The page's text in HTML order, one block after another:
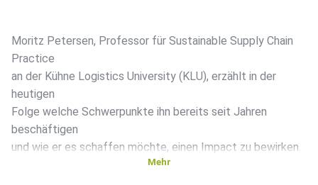
Moritz Petersen, Professor für Sustainable Supply Chain
Practice
an der Kühne Logistics University (KLU), erzählt in der
heutigen
Folge welche Schwerpunkte ihn bereits seit Jahren
beschäftigen
und wie er es schaffen möchte, einen Impact zu bewirken.
Mehr